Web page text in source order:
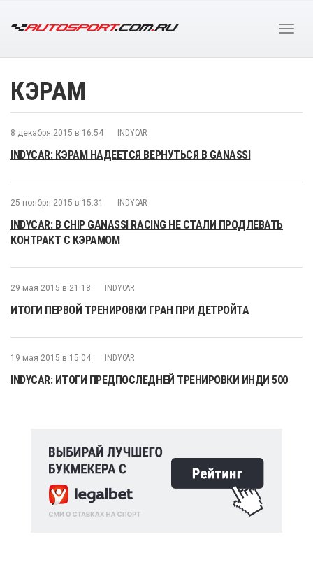
КЭРАМ
8 декабря 2015 в 16:54 INDYCAR
INDYCAR: КЭРАМ НАДЕЕТСЯ ВЕРНУТЬСЯ В GANASSI
25 ноября 2015 в 15:31 INDYCAR
INDYCAR: В CHIP GANASSI RACING НЕ СТАЛИ ПРОДЛЕВАТЬ
КОНТРАКТ С КЭРАМОМ
29 мая 2015 в 21:18 INDYCAR
ИТОГИ ПЕРВОЙ ТРЕНИРОВКИ ГРАН ПРИ ДЕТРОЙТА
19 мая 2015 в 15:04 INDYCAR
INDYCAR: ИТОГИ ПРЕДПОСЛЕДНЕЙ ТРЕНИРОВКИ ИНДИ 500